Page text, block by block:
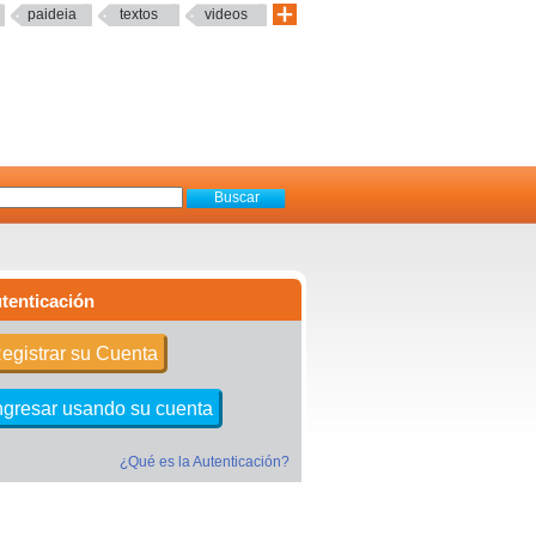
paideia textos videos
su Cuenta
usando su cuenta
¿Qué es la Autenticación?